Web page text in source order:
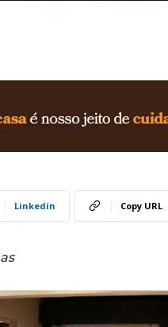
Linkedin Copy URL